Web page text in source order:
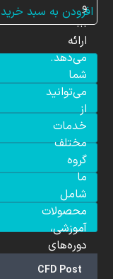
افزودن به سبد خرید
CFD Post
و
...
ارائه
می‌دهد.
شما
می‌توانید
از
خدمات
مختلف
گروه
ما
شامل
محصولات
آموزشی،
دوره‌های
آموزشی،